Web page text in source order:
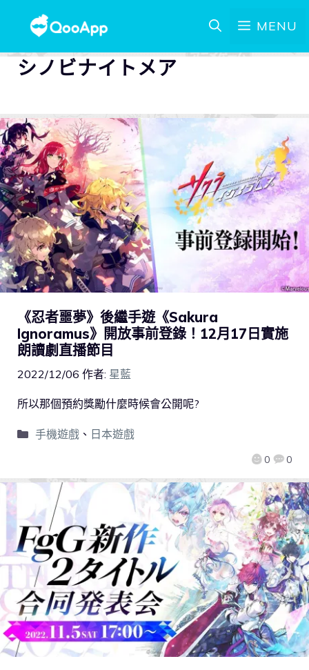
MENU
シノビナイトメア
《忍者噩夢》後繼手遊《Sakura
Ignoramus》開放事前登錄！12月17日實施
朗讀劇直播節目
2022/12/06 作者: 星藍
0 0
所以那個預約獎勵什麼時候會公開呢?
手機遊戲、 日本遊戲